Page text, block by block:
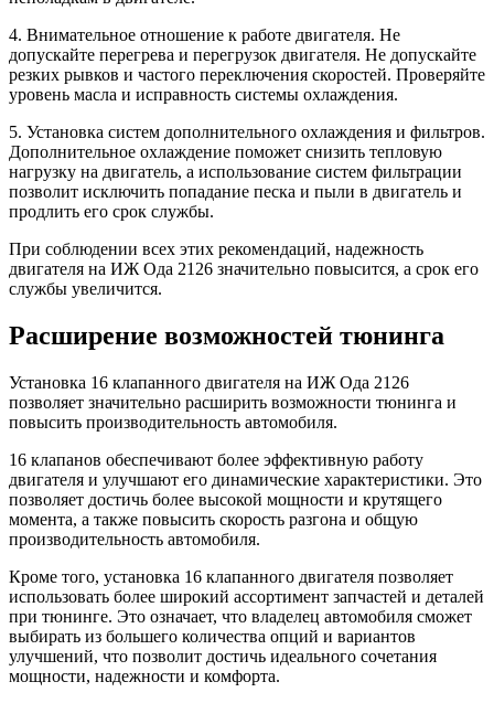
4. Внимательное отношение к работе двигателя. Не
допускайте перегрева и перегрузок двигателя. Не допускайте
резких рывков и частого переключения скоростей. Проверяйте
уровень масла и исправность системы охлаждения.
5. Установка систем дополнительного охлаждения и фильтров.
Дополнительное охлаждение поможет снизить тепловую
нагрузку на двигатель, а использование систем фильтрации
позволит исключить попадание песка и пыли в двигатель и
продлить его срок службы.
При соблюдении всех этих рекомендаций, надежность
двигателя на ИЖ Ода 2126 значительно повысится, а срок его
службы увеличится.
Расширение возможностей тюнинга
Установка 16 клапанного двигателя на ИЖ Ода 2126
позволяет значительно расширить возможности тюнинга и
повысить производительность автомобиля.
16 клапанов обеспечивают более эффективную работу
двигателя и улучшают его динамические характеристики. Это
позволяет достичь более высокой мощности и крутящего
момента, а также повысить скорость разгона и общую
производительность автомобиля.
Кроме того, установка 16 клапанного двигателя позволяет
использовать более широкий ассортимент запчастей и деталей
при тюнинге. Это означает, что владелец автомобиля сможет
выбирать из большего количества опций и вариантов
улучшений, что позволит достичь идеального сочетания
мощности, надежности и комфорта.